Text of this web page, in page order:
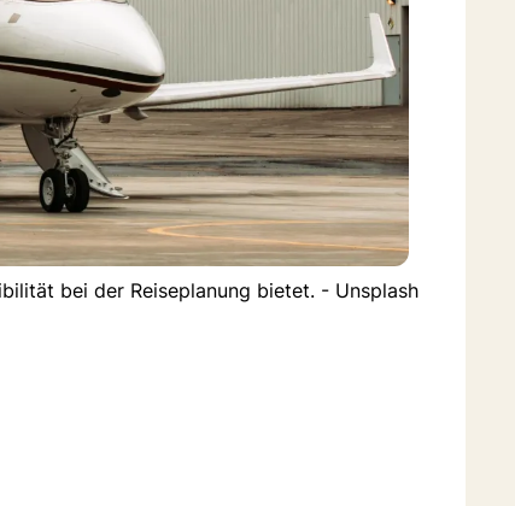
bei der Reiseplanung bietet. - Unsplash